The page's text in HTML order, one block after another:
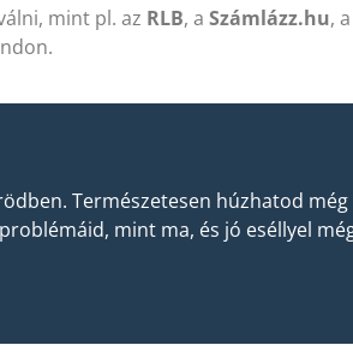
mint pl. az RLB, a Számlázz.hu,
Természetesen húzhatod még
mint ma, és jó eséllyel